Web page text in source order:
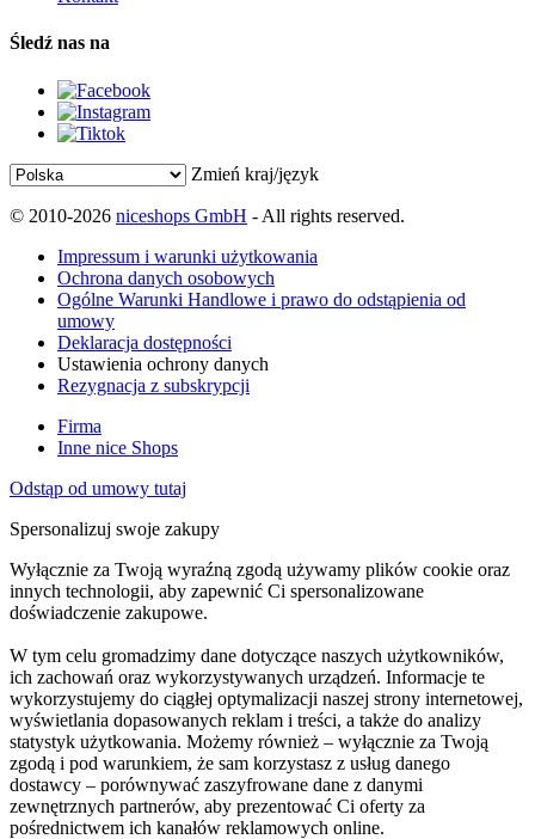
Śledź nas na
Zmień kraj/język
© 2010-2026 niceshops GmbH - All rights reserved.
Impressum i warunki użytkowania
Ochrona danych osobowych
Ogólne Warunki Handlowe i prawo do odstąpienia od
umowy
Deklaracja dostępności
Ustawienia ochrony danych
Rezygnacja z subskrypcji
Firma
Inne nice Shops
Odstąp od umowy tutaj
Spersonalizuj swoje zakupy
Wyłącznie za Twoją wyraźną zgodą używamy plików cookie oraz
innych technologii, aby zapewnić Ci spersonalizowane
doświadczenie zakupowe.
W tym celu gromadzimy dane dotyczące naszych użytkowników,
ich zachowań oraz wykorzystywanych urządzeń. Informacje te
wykorzystujemy do ciągłej optymalizacji naszej strony internetowej,
wyświetlania dopasowanych reklam i treści, a także do analizy
statystyk użytkowania. Możemy również – wyłącznie za Twoją
zgodą i pod warunkiem, że sam korzystasz z usług danego
dostawcy – porównywać zaszyfrowane dane z danymi
zewnętrznych partnerów, aby prezentować Ci oferty za
pośrednictwem ich kanałów reklamowych online.